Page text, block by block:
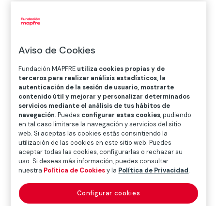
H
J K
O
P Q R S T
U
V
W X Y Z
Diccionario de seguros
actos jurídicos
(legal acts)
Aviso de Cookies
Fundación MAPFRE utiliza cookies propias y de
terceros para realizar análisis estadísticos, la
autenticación de la sesión de usuario, mostrarte
contenido útil y mejorar y personalizar determinados
servicios mediante el análisis de tus hábitos de
navegación. Puedes configurar estas cookies, pudiendo
en tal caso limitarse la navegación y servicios del sitio
web. Si aceptas las cookies estás consintiendo la
utilización de las cookies en este sitio web. Puedes
aceptar todas las cookies, configurarlas o rechazar su
uso. Si deseas más información, puedes consultar
nuestra Política de Cookiesy la Política de Privacidad.
Configurar cookies